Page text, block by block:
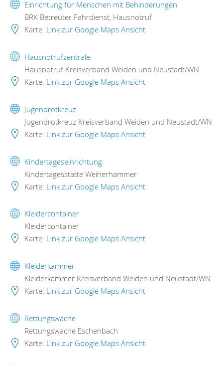
Einrichtung für Menschen mit Behinderungen
BRK Betreuter Fahrdienst, Hausnotruf
Karte: Link zur Google Maps Ansicht
Hausnotrufzentrale
Hausnotruf Kreisverband Weiden und Neustadt/WN
Karte: Link zur Google Maps Ansicht
Jugendrotkreuz
Jugendrotkreuz Kreisverband Weiden und Neustadt/WN
Karte: Link zur Google Maps Ansicht
Kindertageseinrichtung
Kindertagesstätte Weiherhammer
Karte: Link zur Google Maps Ansicht
Kleidercontainer
Kleidercontainer
Karte: Link zur Google Maps Ansicht
Kleiderkammer
Kleiderkammer Kreisverband Weiden und Neustadt/WN
Karte: Link zur Google Maps Ansicht
Rettungswache
Rettungswache Eschenbach
Karte: Link zur Google Maps Ansicht